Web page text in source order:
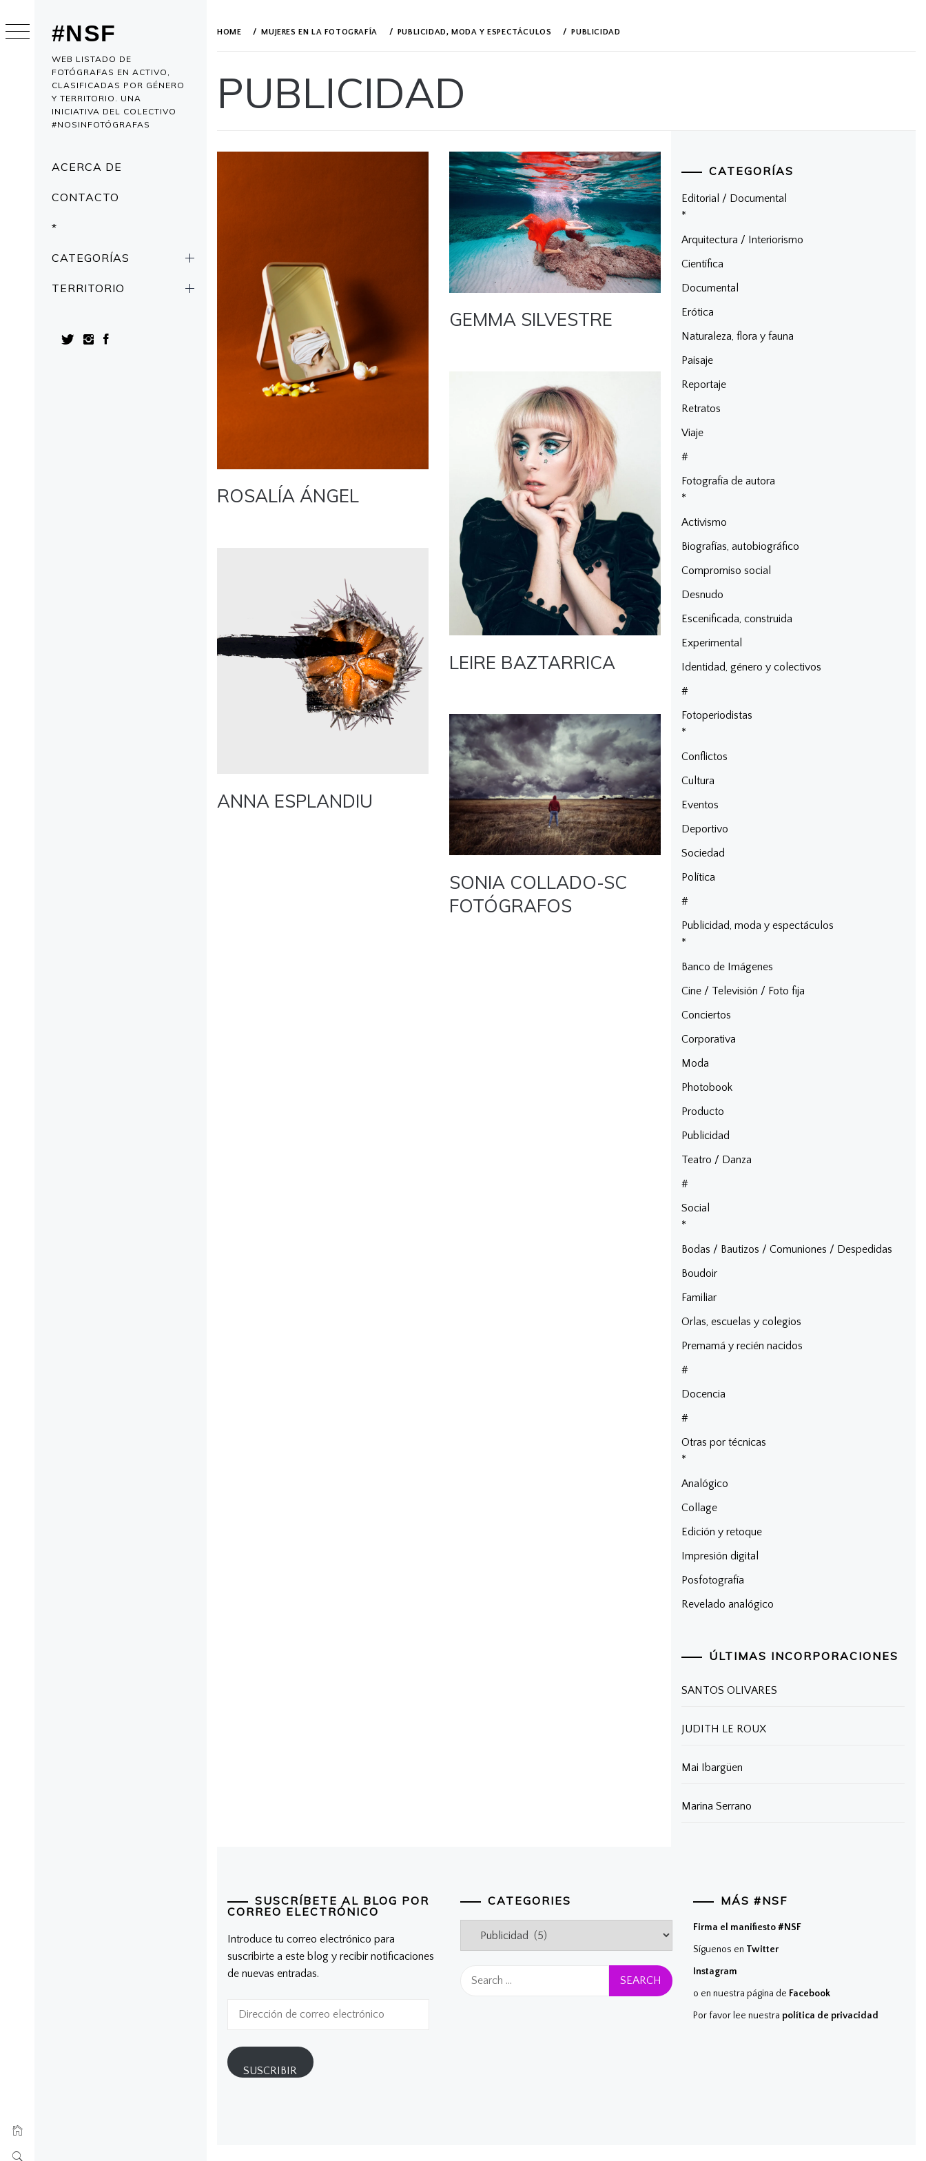
#NSF
WEB LISTADO DE
FOTÓGRAFAS EN ACTIVO,
CLASIFICADAS POR GÉNERO
Y TERRITORIO. UNA
INICIATIVA DEL COLECTIVO
#NOSINFOTÓGRAFAS
Menu
ACERCA DE
CONTACTO
*
CATEGORÍAS
TERRITORIO
to
content
HOME MUJERES EN LA FOTOGRAFÍA PUBLICIDAD, MODA Y ESPECTÁCULOS PUBLICIDAD
PUBLICIDAD
ROSALÍA ÁNGEL
GEMMA SILVESTRE
LEIRE BAZTARRICA
ANNA ESPLANDIU
SONIA COLLADO-SC
FOTÓGRAFOS
CATEGORÍAS
Editorial / Documental
*
Arquitectura / Interiorismo
Científica
Documental
Erótica
Naturaleza, flora y fauna
Paisaje
Reportaje
Retratos
Viaje
#
Fotografía de autora
*
Activismo
Biografías, autobiográfico
Compromiso social
Desnudo
Escenificada, construida
Experimental
Identidad, género y colectivos
#
Fotoperiodistas
*
Conflictos
Cultura
Eventos
Deportivo
Sociedad
Política
#
Publicidad, moda y espectáculos
*
Banco de Imágenes
Cine / Televisión / Foto fija
Conciertos
Corporativa
Moda
Photobook
Producto
Publicidad
Teatro / Danza
#
Social
*
Bodas / Bautizos / Comuniones / Despedidas
Boudoir
Familiar
Orlas, escuelas y colegios
Premamá y recién nacidos
#
Docencia
#
Otras por técnicas
*
Analógico
Collage
Edición y retoque
Impresión digital
Posfotografía
Revelado analógico
ÚLTIMAS INCORPORACIONES
SANTOS OLIVARES
JUDITH LE ROUX
Mai Ibargüen
Marina Serrano
SUSCRÍBETE AL BLOG POR
CORREO ELECTRÓNICO
Introduce tu correo electrónico para
suscribirte a este blog y recibir notificaciones
de nuevas entradas.
electrónico
SUSCRIBIR
CATEGORIES
for:
MÁS #NSF
Firma el manifiesto #NSF
Síguenos en Twitter
Instagram
o en nuestra página de Facebook
Por favor lee nuestra política de privacidad